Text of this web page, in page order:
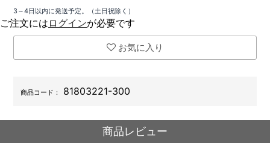
3～4日以内に発送予定。（土日祝除く）
ご注文には ログインが必要です
お気に入り
商品コード： 81803221-300
商品レビュー